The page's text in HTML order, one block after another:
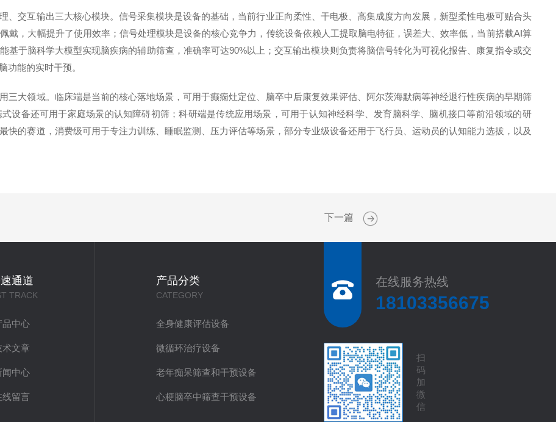
交互输出三大核心模块。信号采集模块是设备的基础，当前行业正向柔性、干电极、高集成度方向发展，新型柔性电极可贴合头
戴，大幅提升了使用效率；信号处理模块是设备的核心竞争力，传统设备依赖人工提取脑电特征，误差大、效率低，当前搭载AI算
基于脑科学大模型实现脑疾病的辅助筛查，准确率可达90%以上；交互输出模块则负责将脑信号转化为可视化报告、康复指令或交
功能的实时干预。
大领域。临床端是当前的核心落地场景，可用于癫痫灶定位、脑卒中后康复效果评估、阿尔茨海默病等神经退行性疾病的早期筛
设备还可用于家庭场景的认知障碍初筛；科研端是传统应用场景，可用于认知神经科学、发育脑科学、脑机接口等前沿领域的研
快的赛道，消费级可用于专注力训练、睡眠监测、压力评估等场景，部分专业级设备还用于飞行员、运动员的认知能力选拔，以及
下一篇
通道
TRACK
品中心
术文章
闻中心
线留言
产品分类
CATEGORY
全身健康评估设备
微循环治疗设备
老年痴呆筛查和干预设备
心梗脑卒中筛查干预设备
在线服务热线
18103356675
扫
码
加
微
信